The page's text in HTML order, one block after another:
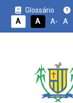
Glossário
A
A A- A